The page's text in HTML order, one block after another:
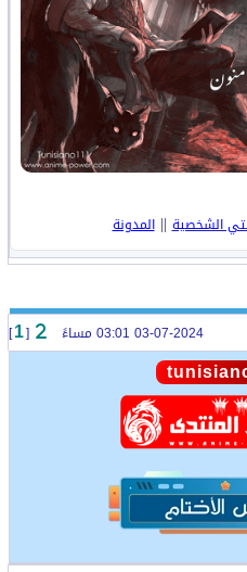
الشخصية||المدونة
[
1
]